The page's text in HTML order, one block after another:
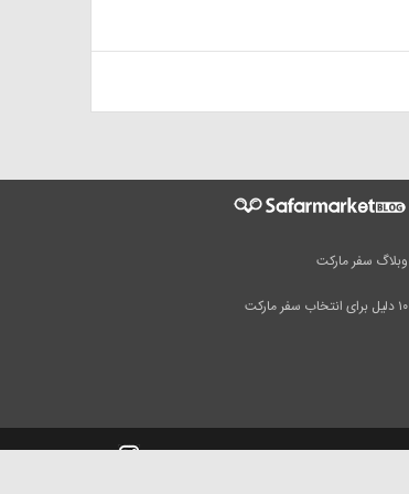
وبلاگ سفر مارکت
۱۰ دلیل برای انتخاب سفر مارکت